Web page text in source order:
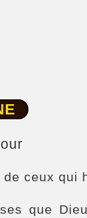
de ceux qui
que